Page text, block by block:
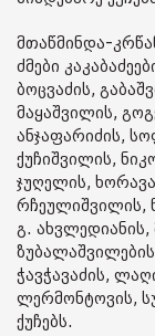
მთაწმინდა-
ძმები
ბოცვაძის,
მაყაშვილის,
ანჯაფარიძის,
ქუჩიშვილის,
ჯუღელის,
რჩეულიშვილის,
გ. ახვლედიანის,
ჭავჭავაძის,
ლერმონტოვის,
ქუჩებს.